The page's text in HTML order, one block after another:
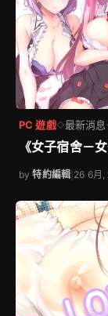
PC 遊戲◇最新消息
《女子宿舍－
by特約編輯 26 6月